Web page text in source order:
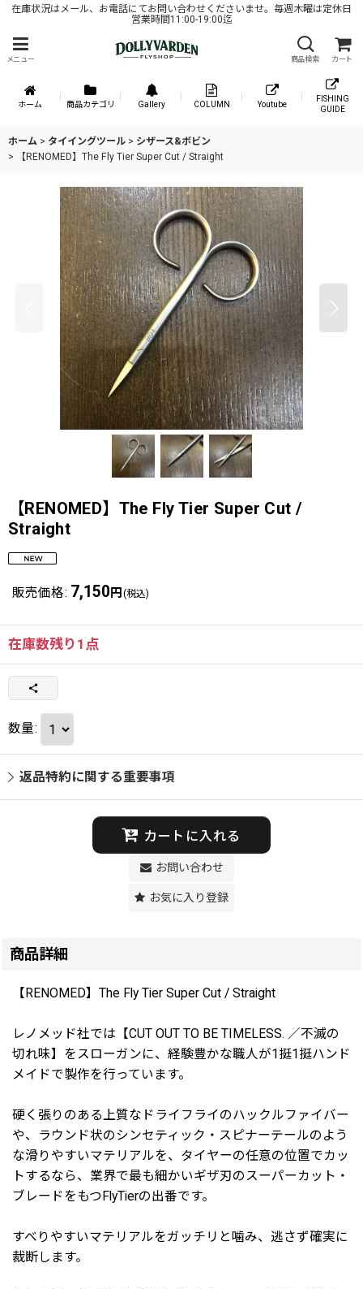
在庫状況はメール、お電話にてお問い合わせくださいませ。毎週木曜は定休日
営業時間11:00-19:00迄
メニュー 商品検索 カート
ホーム 商品カテゴリ Gallery COLUMN Youtube
FISHING
GUIDE
ホーム > タイイングツール > シザース&ボビン
>
【RENOMED】The Fly Tier Super Cut / Straight
【RENOMED】The Fly Tier Super Cut /
Straight
販売価格: 7,150 円 (税込)
在庫数残り1点
数量:
返品特約に関する重要事項
カートに入れる
お問い合わせ
お気に入り登録
商品詳細
【RENOMED】The Fly Tier Super Cut / Straight
レノメッド社では【CUT OUT TO BE TIMELESS. ／不滅の
切れ味】をスローガンに、経験豊かな職人が1挺1挺ハンド
メイドで製作を行っています。
硬く張りのある上質なドライフライのハックルファイバー
や、ラウンド状のシンセティック・スピナーテールのよう
な滑りやすいマテリアルを、タイヤーの任意の位置でカッ
トするなら、業界で最も細かいギザ刃のスーパーカット・
ブレードをもつFlyTierの出番です。
すべりやすいマテリアルをガッチリと噛み、逃さず確実に
裁断します。